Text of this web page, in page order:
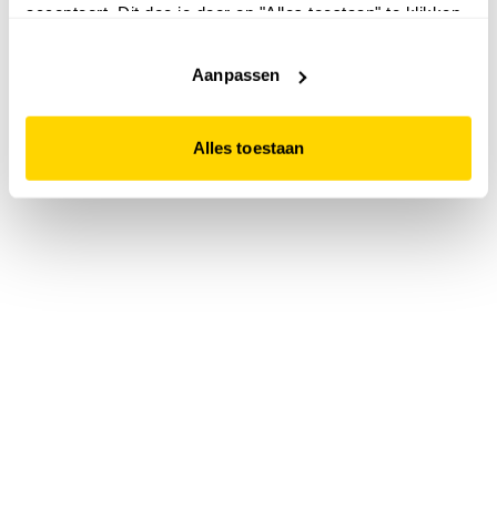
accepteert. Dit doe je door op "Alles toestaan" te klikken.
website niet optimaal functioneert.
Aanpassen
Alles toestaan